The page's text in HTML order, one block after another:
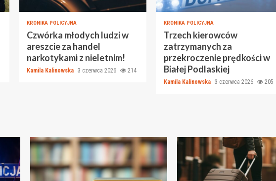
KRONIKA POLICYJNA
Czwórka młodych ludzi w
areszcie za handel
narkotykami z nieletnim!
Kamila Kalinowska 3 czerwca 2026 214
KRONIKA POLICYJNA
Trzech kierowców
zatrzymanych za
przekroczenie prędkości w
Białej Podlaskiej
Kamila Kalinowska 3 czerwca 2026 205